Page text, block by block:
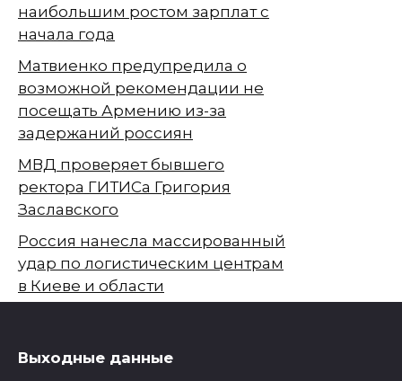
наибольшим ростом зарплат с
начала года
Матвиенко предупредила о
возможной рекомендации не
посещать Армению из-за
задержаний россиян
МВД проверяет бывшего
ректора ГИТИСа Григория
Заславского
Россия нанесла массированный
удар по логистическим центрам
в Киеве и области
Выходные данные